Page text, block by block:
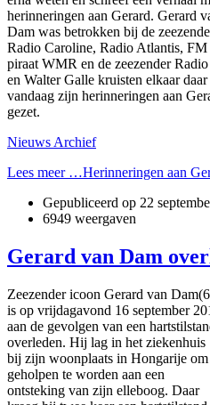
herinneringen aan Gerard. Gerard
Dam was betrokken bij de
Radio Caroline, Radio Atlantis, FM
piraat WMR en de zeezender
en Walter Galle kruisten elkaar
vandaag zijn herinneringen aan
gezet.
Nieuws Archief
Lees meer …Herinneringen aan
Gepubliceerd op 22
6949 weergaven
Gerard van Dam
Zeezender icoon Gerard van
is op vrijdagavond 16 september
aan de gevolgen van een
overleden. Hij lag in het ziekenhuis
bij zijn woonplaats in Hongarije om
geholpen te worden aan een
ontsteking van zijn elleboog. Daar